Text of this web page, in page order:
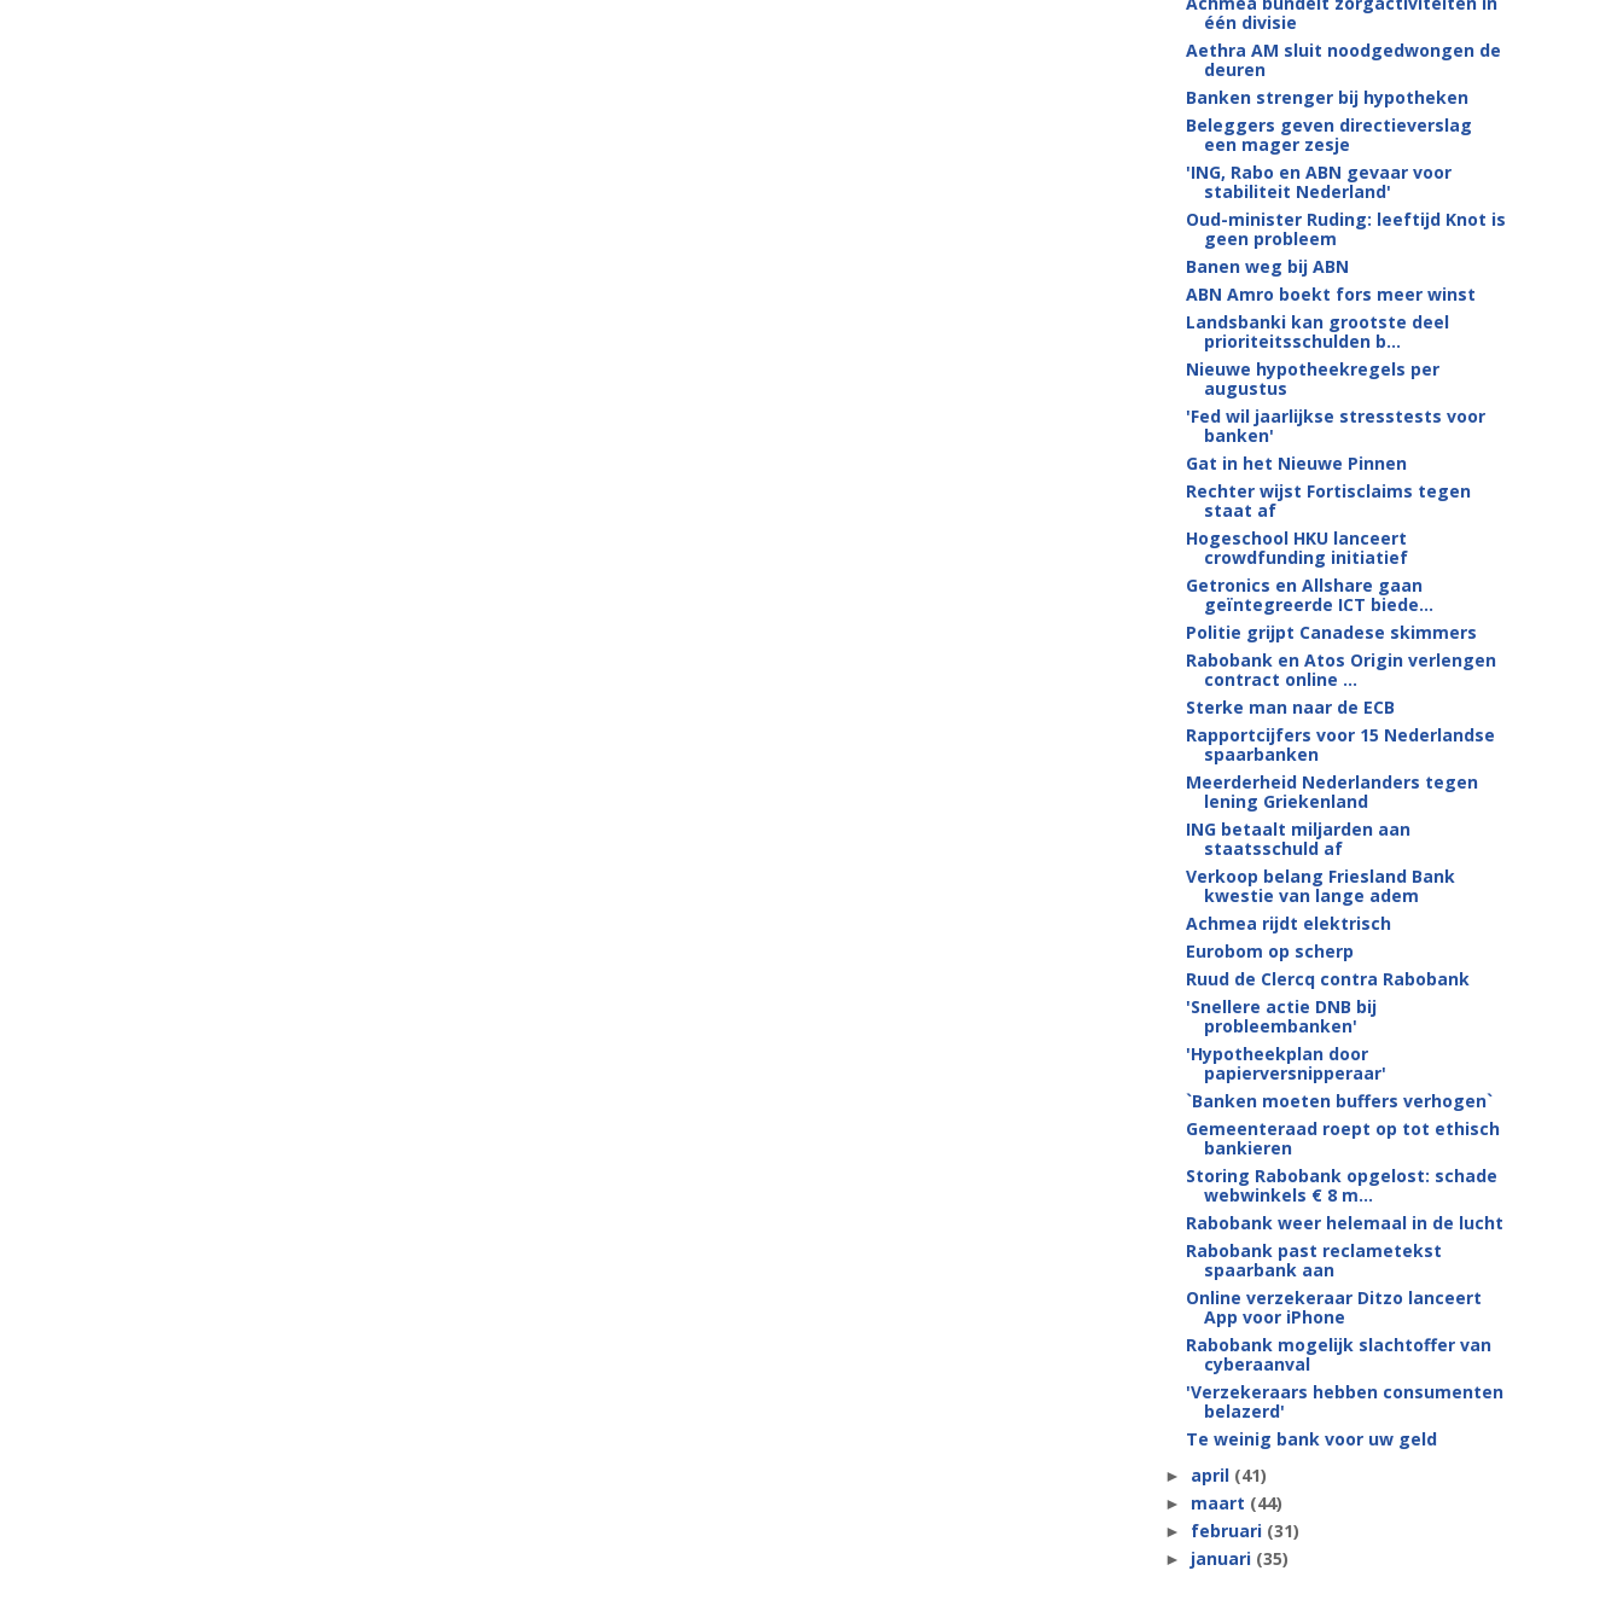
één divisie
Aethra AM sluit noodgedwongen de
deuren
Banken strenger bij hypotheken
Beleggers geven directieverslag
een mager zesje
'ING, Rabo en ABN gevaar voor
stabiliteit Nederland'
Oud-minister Ruding: leeftijd Knot is
geen probleem
Banen weg bij ABN
ABN Amro boekt fors meer winst
Landsbanki kan grootste deel
prioriteitsschulden b...
Nieuwe hypotheekregels per
augustus
'Fed wil jaarlijkse stresstests voor
banken'
Gat in het Nieuwe Pinnen
Rechter wijst Fortisclaims tegen
staat af
Hogeschool HKU lanceert
crowdfunding initiatief
Getronics en Allshare gaan
geïntegreerde ICT biede...
Politie grijpt Canadese skimmers
Rabobank en Atos Origin verlengen
contract online ...
Sterke man naar de ECB
Rapportcijfers voor 15 Nederlandse
spaarbanken
Meerderheid Nederlanders tegen
lening Griekenland
ING betaalt miljarden aan
staatsschuld af
Verkoop belang Friesland Bank
kwestie van lange adem
Achmea rijdt elektrisch
Eurobom op scherp
Ruud de Clercq contra Rabobank
'Snellere actie DNB bij
probleembanken'
'Hypotheekplan door
papierversnipperaar'
`Banken moeten buffers verhogen`
Gemeenteraad roept op tot ethisch
bankieren
Storing Rabobank opgelost: schade
webwinkels € 8 m...
Rabobank weer helemaal in de lucht
Rabobank past reclametekst
spaarbank aan
Online verzekeraar Ditzo lanceert
App voor iPhone
Rabobank mogelijk slachtoffer van
cyberaanval
'Verzekeraars hebben consumenten
belazerd'
Te weinig bank voor uw geld
► april (41)
► maart (44)
► februari (31)
► januari (35)